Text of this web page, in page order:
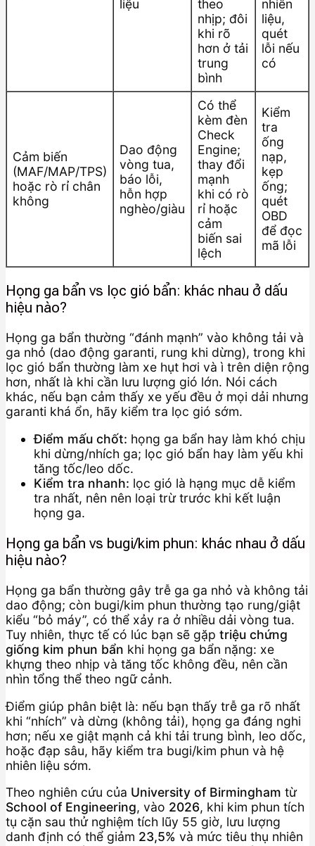
liệu
theo
nhịp; đôi
khi rõ
hơn ở tải
trung
bình
nhiên
liệu,
quét
lỗi nếu
có
Cảm biến
(MAF/MAP/TPS)
hoặc rò rỉ chân
không
Dao động
vòng tua,
báo lỗi,
hỗn hợp
nghèo/giàu
Có thể
kèm đèn
Check
Engine;
thay đổi
mạnh
khi có rò
rỉ hoặc
cảm
biến sai
lệch
Kiểm
tra
ống
nạp,
kẹp
ống;
quét
OBD
để đọc
mã lỗi
Họng ga bẩn vs lọc gió bẩn: khác nhau ở dấu
hiệu nào?
Họng ga bẩn thường “đánh mạnh” vào không tải và
ga nhỏ (dao động garanti, rung khi dừng), trong khi
lọc gió bẩn thường làm xe hụt hơi và ì trên diện rộng
hơn, nhất là khi cần lưu lượng gió lớn. Nói cách
khác, nếu bạn cảm thấy xe yếu đều ở mọi dải nhưng
garanti khá ổn, hãy kiểm tra lọc gió sớm.
Điểm mấu chốt: họng ga bẩn hay làm khó chịu
khi dừng/nhích ga; lọc gió bẩn hay làm yếu khi
tăng tốc/leo dốc.
Kiểm tra nhanh: lọc gió là hạng mục dễ kiểm
tra nhất, nên nên loại trừ trước khi kết luận
họng ga.
Họng ga bẩn vs bugi/kim phun: khác nhau ở dấu
hiệu nào?
Họng ga bẩn thường gây trễ ga ga nhỏ và không tải
dao động; còn bugi/kim phun thường tạo rung/giật
kiểu “bỏ máy”, có thể xảy ra ở nhiều dải vòng tua.
Tuy nhiên, thực tế có lúc bạn sẽ gặp triệu chứng
giống kim phun bẩn khi họng ga bẩn nặng: xe
khựng theo nhịp và tăng tốc không đều, nên cần
nhìn tổng thể theo ngữ cảnh.
Điểm giúp phân biệt là: nếu bạn thấy trễ ga rõ nhất
khi “nhích” và dừng (không tải), họng ga đáng nghi
hơn; nếu xe giật mạnh cả khi tải trung bình, leo dốc,
hoặc đạp sâu, hãy kiểm tra bugi/kim phun và hệ
nhiên liệu sớm.
Theo nghiên cứu của University of Birmingham từ
School of Engineering, vào 2026, khi kim phun tích
tụ cặn sau thử nghiệm tích lũy 55 giờ, lưu lượng
danh định có thể giảm 23,5% và mức tiêu thụ nhiên